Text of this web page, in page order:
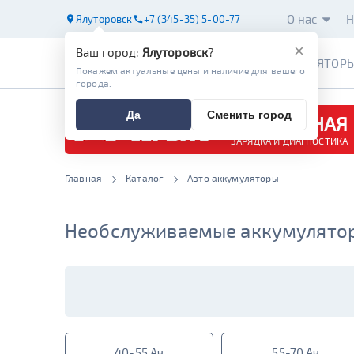
Ялуторовск +7 (345-35) 5-00-77 О нас
БЕСПЛАТНАЯ
ЗАРЯДКА И ДИАГНОСТИКА
Главная Каталог Авто аккумуляторы
Необслуживаемые
×
Ваш город: Ялуторовск?
Покажем актуальные цены и наличие для вашего
города.
Да Сменить город